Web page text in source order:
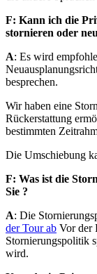
F: Kann ich die
stornieren oder
A: Es wird
besprechen.
Wir haben eine
Rückerstattung
bestimmten
Die Umschiebung
F: Was ist die
Sie ?
A: Die
der Tour ab Vor der
Stornierungspolitik
wird.